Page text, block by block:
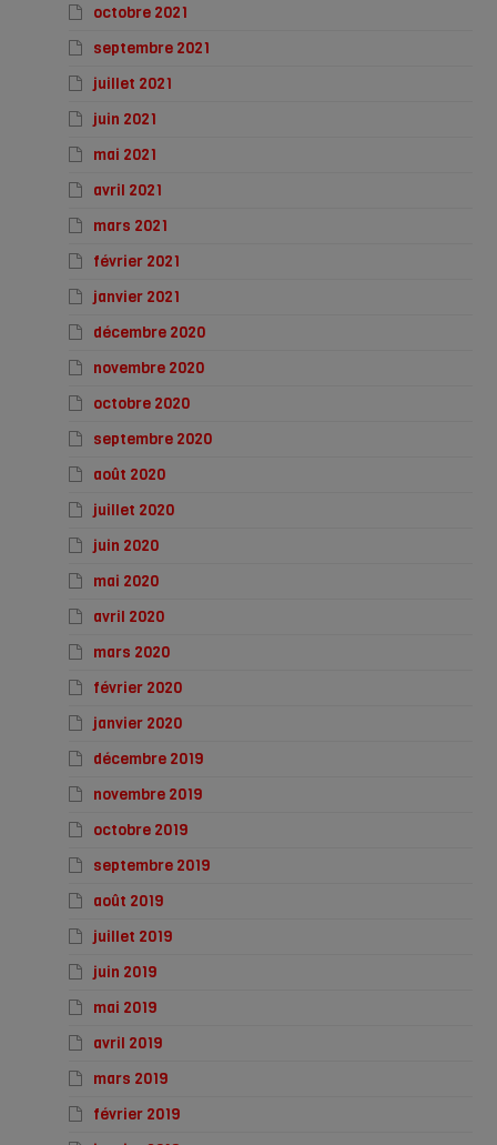
octobre 2021
septembre 2021
juillet 2021
juin 2021
mai 2021
avril 2021
mars 2021
février 2021
janvier 2021
décembre 2020
novembre 2020
octobre 2020
septembre 2020
août 2020
juillet 2020
juin 2020
mai 2020
avril 2020
mars 2020
février 2020
janvier 2020
décembre 2019
novembre 2019
octobre 2019
septembre 2019
août 2019
juillet 2019
juin 2019
mai 2019
avril 2019
mars 2019
février 2019